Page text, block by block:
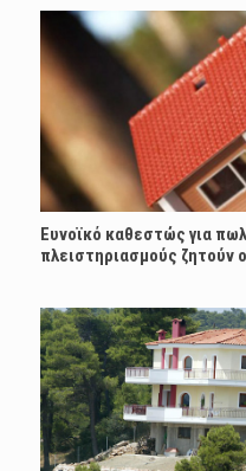
Ευνοϊκό καθεστώς για
πλειστηριασμούς ζητούν